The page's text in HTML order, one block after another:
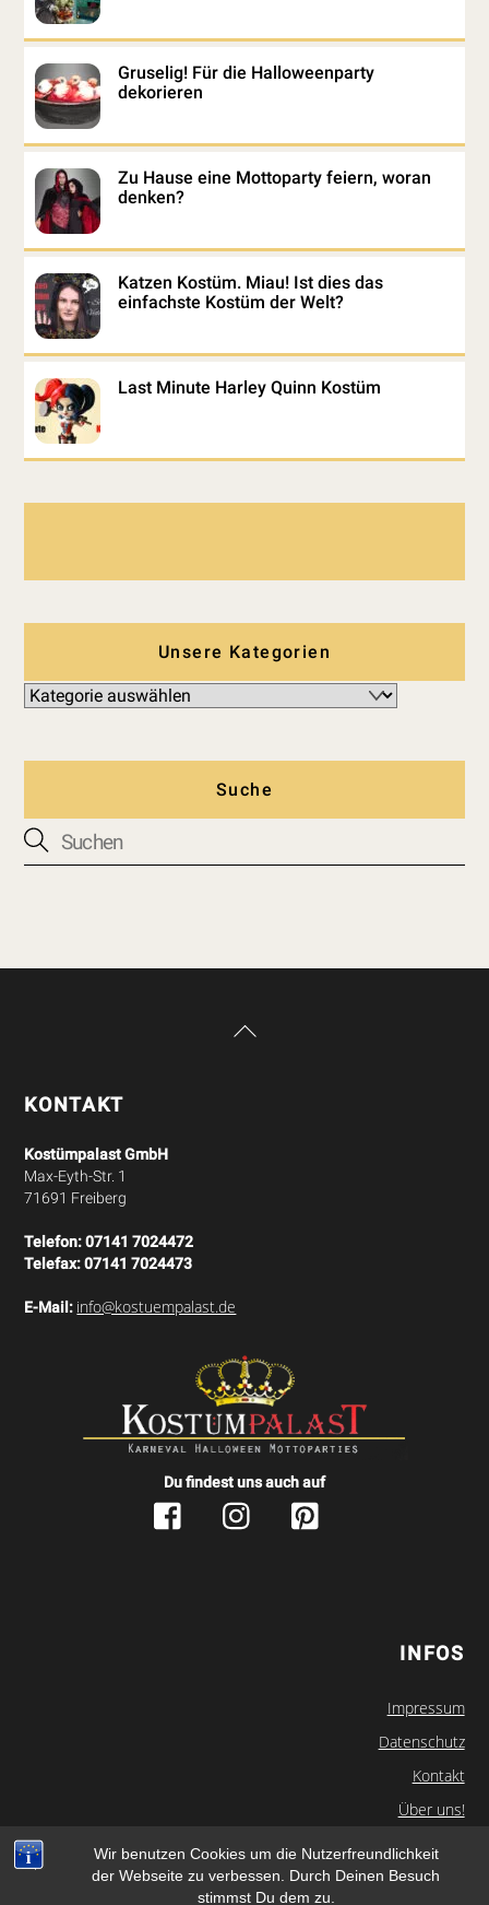
Wir benutzen Cookies um die Nutzerfreundlichkeit
der Webseite zu verbessen. Durch Deinen Besuch
stimmst Du dem zu.
Gruselig! Für die Halloweenparty
dekorieren
Zu Hause eine Mottoparty feiern, woran
denken?
Katzen Kostüm. Miau! Ist dies das
einfachste Kostüm der Welt?
Last Minute Harley Quinn Kostüm
Unsere Kategorien
Suche
Back
KONTAKT
Kostümpalast GmbH
Max-Eyth-Str. 1
71691 Freiberg
Telefon:07141 7024472
Telefax:07141 7024473
E-Mail: info@kostuempalast.de
Du findest uns auch auf
INFOS
Impressum
Datenschutz
Kontakt
Über uns!
Kostuempalast.de- Alle Rechte vorbehalten